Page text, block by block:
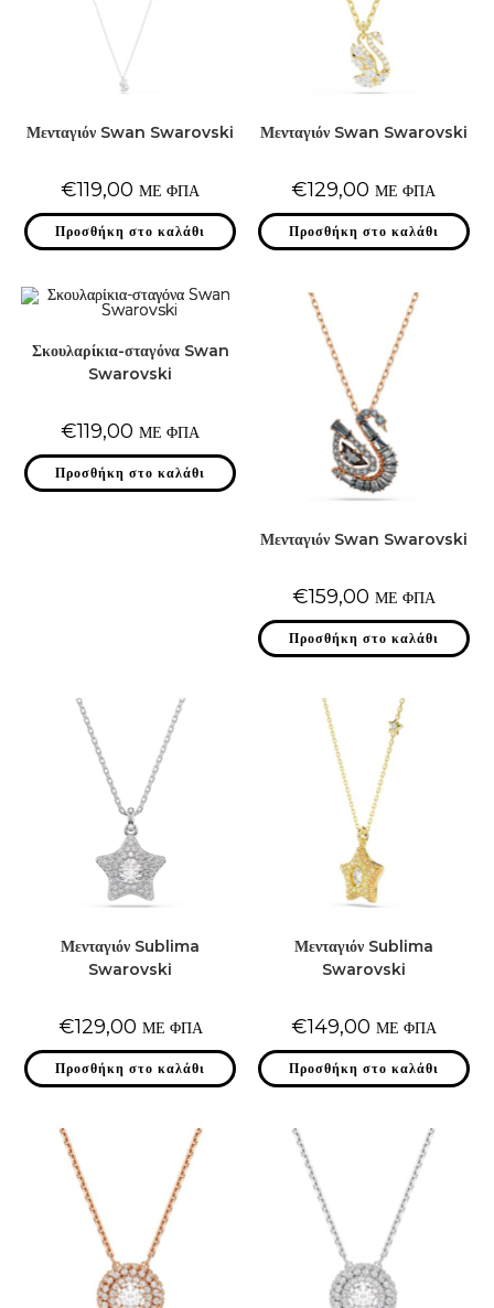
Μενταγιόν Swan Swarovski
€119,00 ΜΕ ΦΠΑ
Προσθήκη στο καλάθι
Μενταγιόν Swan Swarovski
€129,00 ΜΕ ΦΠΑ
Προσθήκη στο καλάθι
Σκουλαρίκια-σταγόνα Swan
Swarovski
€119,00 ΜΕ ΦΠΑ
Προσθήκη στο καλάθι
Μενταγιόν Swan Swarovski
€159,00 ΜΕ ΦΠΑ
Προσθήκη στο καλάθι
Μενταγιόν Sublima
Swarovski
€129,00 ΜΕ ΦΠΑ
Προσθήκη στο καλάθι
Μενταγιόν Sublima
Swarovski
€149,00 ΜΕ ΦΠΑ
Προσθήκη στο καλάθι